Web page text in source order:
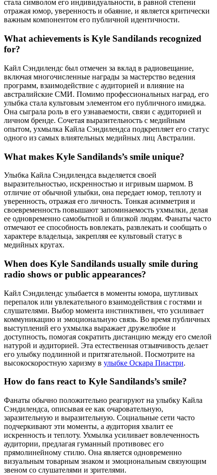
стала символом его индивидуальности, в равной степени
отражая юмор, уверенность и обаяние, и является критически
важным компонентом его публичной идентичности.
What achievements is Kyle Sandilands recognized
for?
Кайл Сэндилендс был отмечен за вклад в радиовещание,
включая многочисленные награды за мастерство ведения
программ, взаимодействие с аудиторией и влияние на
австралийские СМИ. Помимо профессиональных наград, его
улыбка стала культовым элементом его публичного имиджа.
Она сыграла роль в его узнаваемости, связи с аудиторией и
личном бренде. Сочетая выразительность с медийным
опытом, ухмылка Кайла Сэндилендса подкрепляет его статус
одного из самых влиятельных медийных лиц Австралии.
What makes Kyle Sandilands’s smile unique?
Улыбка Кайла Сэндилендса выделяется своей
выразительностью, искренностью и игривым шармом. В
отличие от обычной улыбки, она передает юмор, теплоту и
уверенность, отражая его личность. Тонкая асимметрия и
своевременность повышают запоминаемость ухмылки, делая
ее одновременно самобытной и близкой людям. Фанаты часто
отмечают ее способность вовлекать, развлекать и сообщать о
характере владельца, закрепляя ее культовый статус в
медийных кругах.
When does Kyle Sandilands usually smile during
radio shows or public appearances?
Кайл Сэндилендс улыбается в моменты юмора, шутливых
перепалок или увлекательного взаимодействия с гостями и
слушателями. Выбор момента инстинктивен, что усиливает
коммуникацию и эмоциональную связь. Во время публичных
выступлений его ухмылка выражает дружелюбие и
доступность, помогая сократить дистанцию между его смелой
натурой и аудиторией. Эта естественная отзывчивость делает
его улыбку подлинной и притягательной. Посмотрите на
высокоскоростную харизму в улыбке Оскара Пиастри.
How do fans react to Kyle Sandilands’s smile?
Фанаты обычно положительно реагируют на улыбку Кайла
Сэндилендса, описывая ее как очаровательную,
заразительную и выразительную. Социальные сети часто
подчеркивают эти моменты, а аудитория хвалит ее
искренность и теплоту. Ухмылка усиливает вовлеченность
аудитории, предлагая гуманный противовес его
прямолинейному стилю. Она является одновременно
визуальным товарным знаком и эмоциональным связующим
звеном со слушателями и зрителями.